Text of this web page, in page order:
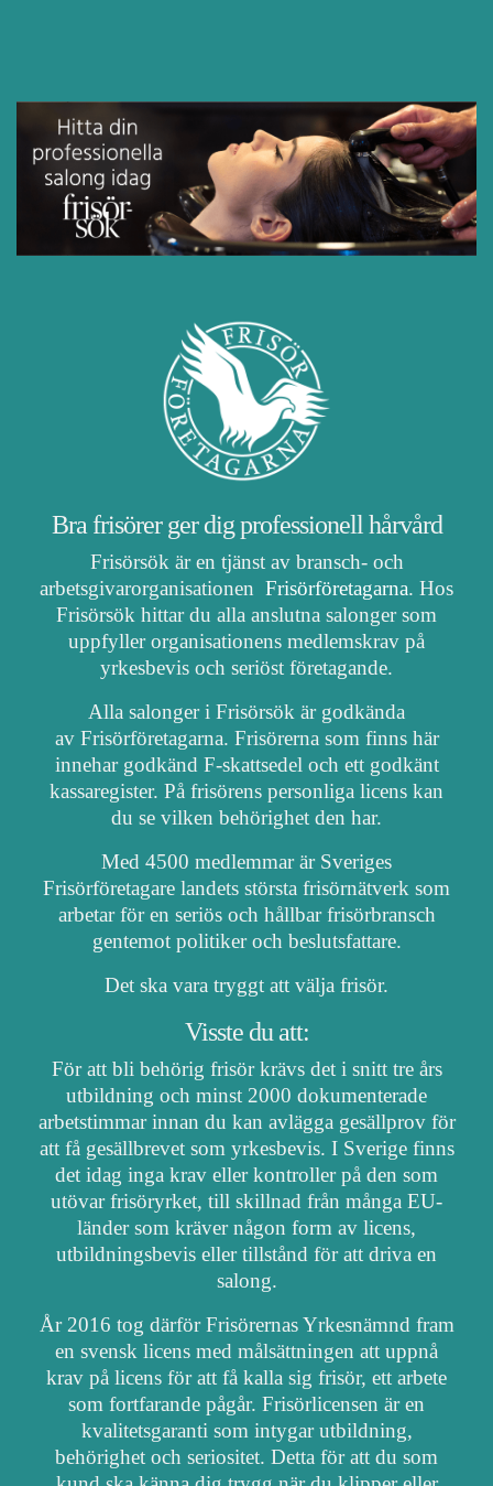
Bra frisörer ger dig professionell hårvård
Frisörsök är en tjänst av bransch- och
arbetsgivarorganisationen Frisörföretagarna. Hos
Frisörsök hittar du alla anslutna salonger som
uppfyller organisationens medlemskrav på
yrkesbevis och seriöst företagande.
Alla salonger i Frisörsök är godkända
av Frisörföretagarna. Frisörerna som finns här
innehar godkänd F-skattsedel och ett godkänt
kassaregister. På frisörens personliga licens kan
du se vilken behörighet den har.
Med 4500 medlemmar är Sveriges
Frisörföretagare landets största frisörnätverk som
arbetar för en seriös och hållbar frisörbransch
gentemot politiker och beslutsfattare.
Det ska vara tryggt att välja frisör.
Visste du att:
För att bli behörig frisör krävs det i snitt tre års
utbildning och minst 2000 dokumenterade
arbetstimmar innan du kan avlägga gesällprov för
att få gesällbrevet som yrkesbevis. I Sverige finns
det idag inga krav eller kontroller på den som
utövar frisöryrket, till skillnad från många EU-
länder som kräver någon form av licens,
utbildningsbevis eller tillstånd för att driva en
salong.
År 2016 tog därför Frisörernas Yrkesnämnd fram
en svensk licens med målsättningen att uppnå
krav på licens för att få kalla sig frisör, ett arbete
som fortfarande pågår. Frisörlicensen är en
kvalitetsgaranti som intygar utbildning,
behörighet och seriositet. Detta för att du som